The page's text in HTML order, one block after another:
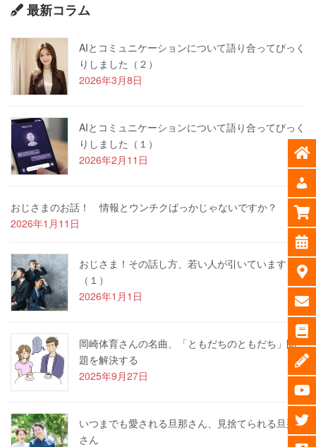
最新コラム
AIとコミュニケーションについて語り合ってびっく
りしました（２）
2026年3月8日
AIとコミュニケーションについて語り合ってびっく
りしました（１）
2026年2月11日
おじさまのお話！ 情報とウンチクばっかじゃないですか？
2026年1月11日
おじさま！その話し方、若い人が引いています
（１）
2026年1月1日
岡崎体育さんの名曲、「ともだちのともだち」問
題を解決する
2025年9月27日
いつまでも愛される旦那さん、見捨てられる旦那
さん